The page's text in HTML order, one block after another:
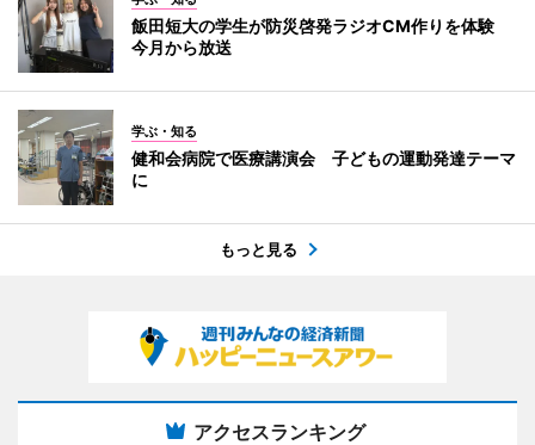
飯田短大の学生が防災啓発ラジオCM作りを体験
今月から放送
学ぶ・知る
健和会病院で医療講演会 子どもの運動発達テーマ
に
もっと見る
アクセスランキング